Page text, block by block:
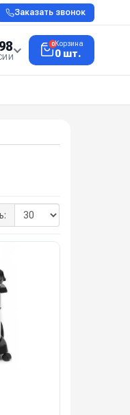
Заказать звонок
0Корзина
0 шт.